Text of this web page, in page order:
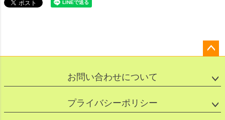
ップ
お問い合わせについて
プライバシーポリシー